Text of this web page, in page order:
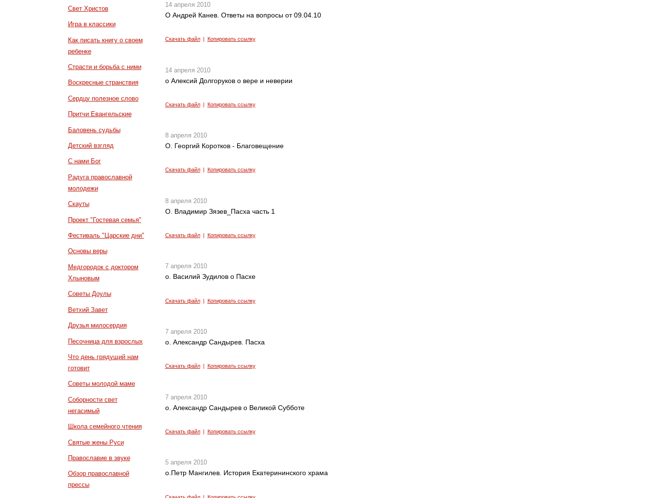
Свет Христов
Игра в классики
Как писать книгу о своем
ребенке
Страсти и борьба с ними
Воскресные странствия
Сердцу полезное слово
Притчи Евангельские
Баловень судьбы
Детский взгляд
С нами Бог
Радуга православной
молодежи
Скауты
Проект "Гостевая семья"
Фестиваль "Царские дни"
Основы веры
Медгородок с доктором
Хлыновым
Советы Доулы
Ветхий Завет
Друзья милосердия
Песочница для взрослых
Что день грядущий нам
готовит
Советы молодой маме
Соборности свет
негасимый
Школа семейного чтения
Святые жены Руси
Православие в звуке
Обзор православной
прессы
14 апреля 2010
О Андрей Канев. Ответы на вопросы от 09.04.10
Скачать файл| Копировать ссылку
14 апреля 2010
о Алексий Долгоруков о вере и неверии
Скачать файл| Копировать ссылку
8 апреля 2010
О. Георгий Коротков - Благовещение
Скачать файл| Копировать ссылку
8 апреля 2010
О. Владимир Зязев_Пасха часть 1
Скачать файл| Копировать ссылку
7 апреля 2010
о. Василий Зудилов о Пасхе
Скачать файл| Копировать ссылку
7 апреля 2010
о. Александр Сандырев. Пасха
Скачать файл| Копировать ссылку
7 апреля 2010
о. Александр Сандырев о Великой Субботе
Скачать файл| Копировать ссылку
5 апреля 2010
о.Петр Мангилев. История Екатерининского храма
Скачать файл| Копировать ссылку